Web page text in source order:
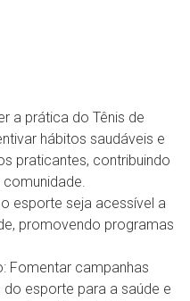
a prática do Tênis de
hábitos saudáveis e
praticantes, contribuindo
esporte seja acessível a
promovendo programas
Fomentar campanhas
esporte para a saúde e